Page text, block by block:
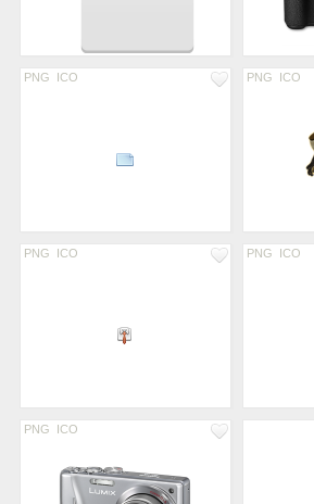
PNG ICO PNG ICO
PNG ICO PNG ICO
PNG ICO